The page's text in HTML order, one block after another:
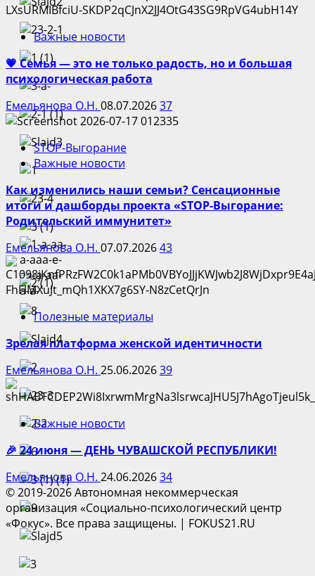
Важные новости
💗 Семья — это не только радость, но и большая
психологическая работа
Емельянова О.Н. 08.07.202637
STOP-Выгорание
Важные новости
Как изменились наши семьи? Сенсационные
итоги и дашборды проекта «STOP-Выгорание:
Родительский иммунитет»
Емельянова О.Н. 07.07.202643
Полезные материалы
Зрелая платформа женской идентичности
Емельянова О.Н. 25.06.202639
Важные новости
🎉 24 июня — ДЕНЬ ЧУВАШСКОЙ РЕСПУБЛИКИ!
Емельянова О.Н. 24.06.202634
© 2019-2026 Автономная некоммерческая
организация «Социально-психологический центр
«Фокус». Все права защищены. | FOKUS21.RU